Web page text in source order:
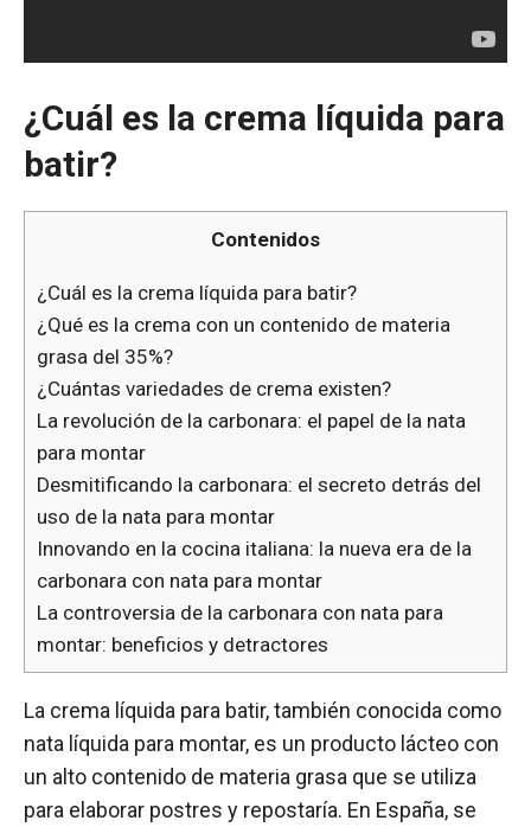
¿Cuál es la crema líquida para
batir?
Contenidos
¿Cuál es la crema líquida para batir?
¿Qué es la crema con un contenido de materia
grasa del 35%?
¿Cuántas variedades de crema existen?
La revolución de la carbonara: el papel de la nata
para montar
Desmitificando la carbonara: el secreto detrás del
uso de la nata para montar
Innovando en la cocina italiana: la nueva era de la
carbonara con nata para montar
La controversia de la carbonara con nata para
montar: beneficios y detractores
La crema líquida para batir, también conocida como
nata líquida para montar, es un producto lácteo con
un alto contenido de materia grasa que se utiliza
para elaborar postres y repostaría. En España, se